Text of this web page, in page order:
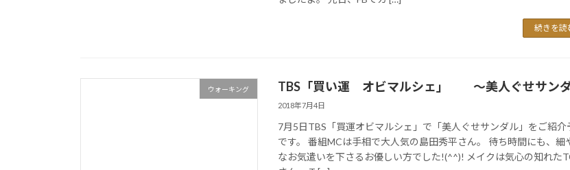
続きを読
ウォーキング TBS「買い運 オビマルシェ」 ～美人ぐせサン
2018年7月4日
7月5日TBS「買運オビマルシェ」で「美人ぐせサンダル」をご紹介
です。 番組MCは手相で大人気の島田秀平さん。 待ち時間にも、細
なお気遣いを下さるお優しい方でした!(^^)! メイクは気心の知れた